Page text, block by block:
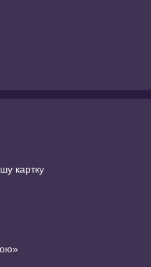
картку